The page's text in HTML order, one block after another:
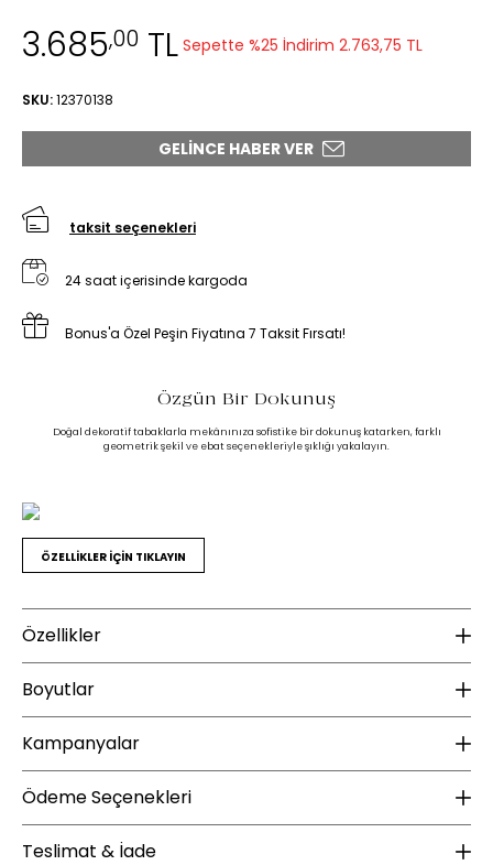
3.685,00 TL Sepette %25 İndirim 2.763,75 TL
SKU:12370138
GELINCE HABER VER
taksit seçenekleri
24 saat içerisinde kargoda
Bonus'a Özel Peşin Fiyatına 7 Taksit Fırsatı!
Özgün Bir Dokunuş
Doğal dekoratif tabaklarla mekânınıza sofistike bir dokunuş katarken, farklı
geometrik şekil ve ebat seçenekleriyle şıklığı yakalayın.
ÖZELLİKLER İÇİN TIKLAYIN
Özellikler
Gövde Malzeme Bilgisi : Mermer
Ek Bilgiler
Kurulum Gerekliliği :
Boyutlar
Yükseklik (mm) :
Ambalaj Ölçüleri GxDxY(mm) :
Kampanyalar
YENİ ÜYE KAMPANYASI
Enza Home, 1 Ocak 2025 tarihi sonrası Yeni Üyelere Özel 100 TL İndirim
Ödeme Seçenekleri
Teslimat & İade